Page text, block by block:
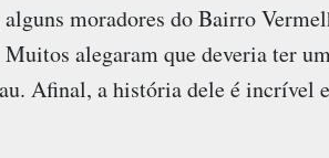
moradores do Bairro
alegaram que deveria ter
Afinal, a história dele é incrível